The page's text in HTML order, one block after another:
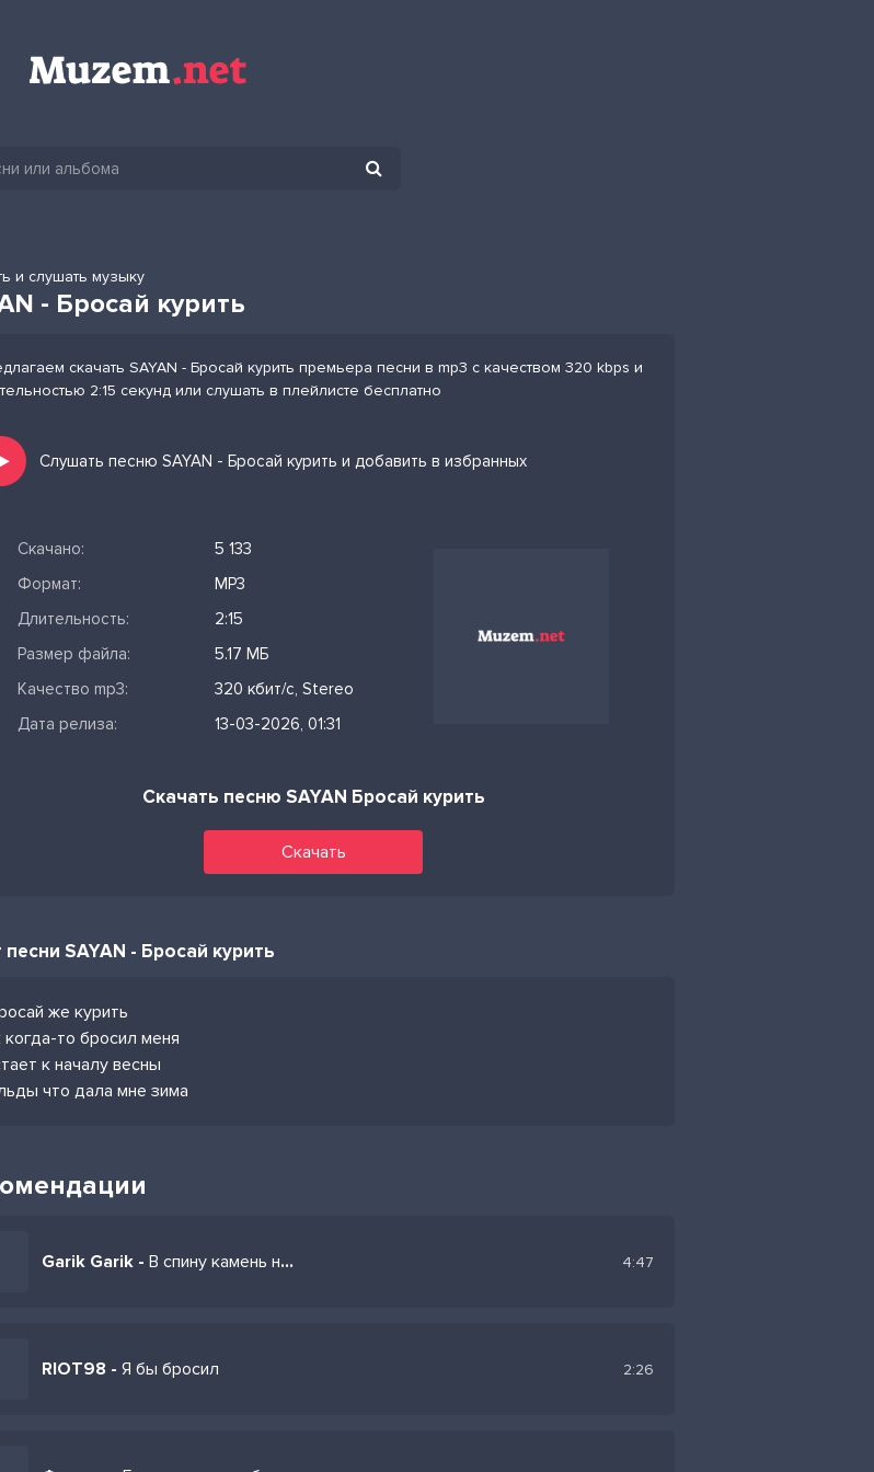
и слушать музыку
- Бросай курить
скачать SAYAN - Бросай курить премьера песни в mp3 с качеством 320 kbps и
2:15 секунд или слушать в плейлисте бесплатно
Слушать песню SAYAN - Бросай курить и добавить в избранных
Скачано:
5 133
Формат:
MP3
Длительность:
2:15
Размер файла:
5.17 МБ
Качество mp3:
320 кбит/с, Stereo
Дата релиза:
13-03-2026, 01:31
Скачать песню SAYAN Бросай курить
Скачать
песни SAYAN - Бросай курить
же курить
когда-то бросил меня
к началу весны
что дала мне зима
Garik Garik - В спину камень не бросай 4:47
RIOT98 - Я бы бросил 2:26